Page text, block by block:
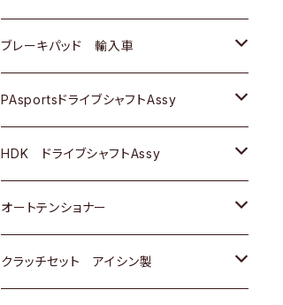
三菱
スバル
ＢＥＮＺ
三菱
スバル
マツダ
三菱
スバル
ダイハツ
マツダ
三菱
スバル
日産
ダイハツ
マツダ
三菱
スバル
日産
ダイハツ
マツダ
三菱
スバル
ホンダ
スズキ
日産
いすゞ
ダイハツ
ＡＵＤＩ
ＢＥＮＺ
ＢＭＷ
GOLF
ＷＡＧＥＮ
ブレーキパッド 輸入車
ＢＥＮＺ
ＢＭＷ
ＷＡＧＥＮ
ＶＯＬＶＯ
PAsportsドライブシャフトAssy
トヨタ
ホンダ
スズキ
HDK ドライブシャフトAssy
スズキ
ダイハツ
オートテンショナー
トヨタ
クラッチセット アイシン製